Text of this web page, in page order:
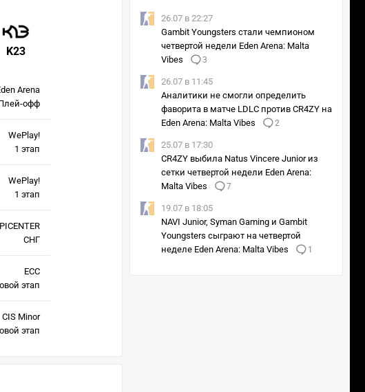
K23
Arena
офф
WePlay!
1 этап
WePlay!
1 этап
СНГ
ECC
этап
CIS Minor
этап
26.07 в 22:27
Gambit Youngsters стали чемпионом
четвертой недели Eden Arena: Malta
Vibes
3
26.07 в 11:45
Аналитики не смогли определить
фаворита в матче LDLC против CR4ZY на
Eden Arena: Malta Vibes
2
25.07 в 17:30
CR4ZY выбила Natus Vincere Junior из
сетки четвертой недели Eden Arena:
Malta Vibes
7
19.07 в 18:05
NAVI Junior, Syman Gaming и Gambit
Youngsters сыграют на четвертой
неделе Eden Arena: Malta Vibes
1